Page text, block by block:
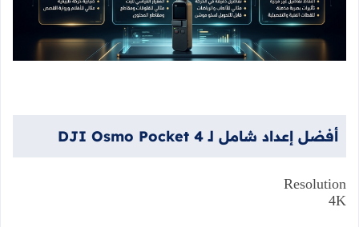
أفضل إعداد شامل لـDJI Osmo Pocket 4
Resolution
4K